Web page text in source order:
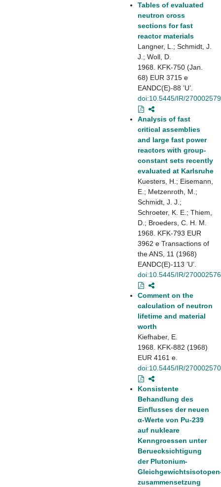
Tables of evaluated
neutron cross
sections for fast
reactor materials
Langner, L.; Schmidt, J.
J.; Woll, D.
1968. KFK-750 (Jan.
68) EUR 3715 e
EANDC(E)-88 ’U’.
doi:10.5445/IR/270002579
Analysis of fast
critical assemblies
and large fast power
reactors with group-
constant sets recently
evaluated at Karlsruhe
Kuesters, H.; Eisemann,
E.; Metzenroth, M.;
Schmidt, J. J.;
Schroeter, K. E.; Thiem,
D.; Broeders, C. H. M.
1968. KFK-793 EUR
3962 e Transactions of
the ANS, 11 (1968)
EANDC(E)-113 ’U’.
doi:10.5445/IR/270002576
Comment on the
calculation of neutron
lifetime and material
worth
Kiefhaber, E.
1968. KFK-882 (1968)
EUR 4161 e.
doi:10.5445/IR/270002570
Konsistente
Behandlung des
Einflusses der neuen
α-Werte von Pu-239
auf nukleare
Kenngroessen unter
Beruecksichtigung
der Plutonium-
zusammensetzung